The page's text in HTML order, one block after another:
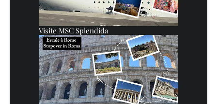
Visite MSC Splendida